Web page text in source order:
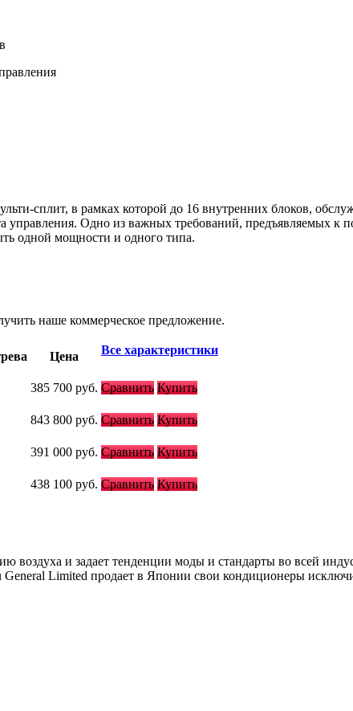
сплит, в рамках которой до 16 внутренних блоков,
управления. Одно из важных требований, предъявляемых к
одной мощности и одного типа.
наше коммерческое предложение.
Цена Все характеристики
385 700 руб. Сравнить Купить
843 800 руб. Сравнить Купить
391 000 руб. Сравнить Купить
438 100 руб. Сравнить Купить
воздуха и задает тенденции моды и стандарты во всей
Limited продает в Японии свои кондиционеры